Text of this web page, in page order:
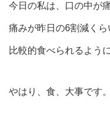
今日の私は、口の中が
痛みが昨日の6割減くら
比較的食べられるよう
やはり、食、大事です。